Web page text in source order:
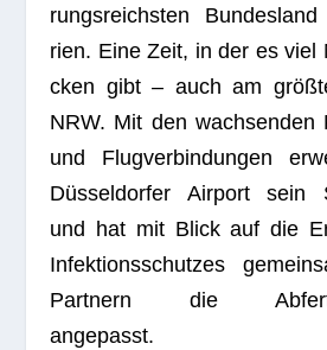
rungs­reichs­ten
rien. Eine Zeit, in der es
cken gibt – auch am
NRW. Mit den wach­sen­den
und Flug­ver­bin­dun­gen
Düs­sel­dor­fer Air­port sein
und hat mit Blick auf die
Infek­ti­ons­schut­zes
Part­nern die
angepasst.